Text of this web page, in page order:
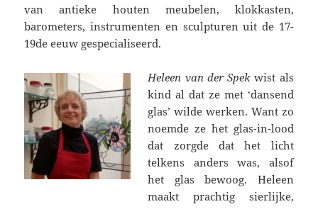
van antieke houten meubelen, klokkasten,
barometers, instrumenten en sculpturen uit de 17-
19de eeuw gespecialiseerd.
Heleen van der Spek wist als
kind al dat ze met ‘dansend
glas’ wilde werken. Want zo
noemde ze het glas-in-lood
dat zorgde dat het licht
telkens anders was, alsof
het glas bewoog. Heleen
maakt prachtig sierlijke,